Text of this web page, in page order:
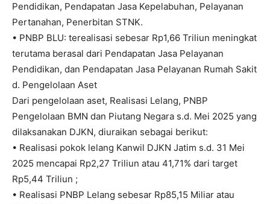
Pendidikan, Pendapatan Jasa Kepelabuhan, Pelayanan
Pertanahan, Penerbitan STNK.
• PNBP BLU: terealisasi sebesar Rp1,66 Triliun meningkat
terutama berasal dari Pendapatan Jasa Pelayanan
Pendidikan, dan Pendapatan Jasa Pelayanan Rumah Sakit
d. Pengelolaan Aset
Dari pengelolaan aset, Realisasi Lelang, PNBP
Pengelolaan BMN dan Piutang Negara s.d. Mei 2025 yang
dilaksanakan DJKN, diuraikan sebagai berikut:
• Realisasi pokok lelang Kanwil DJKN Jatim s.d. 31 Mei
2025 mencapai Rp2,27 Triliun atau 41,71% dari target
Rp5,44 Triliun ;
• Realisasi PNBP Lelang sebesar Rp85,15 Miliar atau